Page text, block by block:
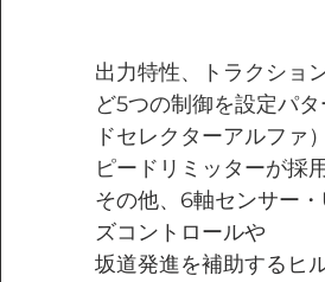
出力特性、トラクショ
ど5つの制御を設定パ
ドセレクターアルファ
ピードリミッターが採
その他、6軸センサー
ズコントロールや
坂道発進を補助するヒ